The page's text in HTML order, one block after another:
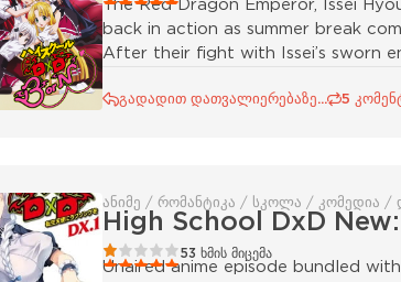
The Red Dragon Emperor, Issei
back in action as summer break
After their fight with Issei’s sworn
გადადით დათვალიერებაზე... 5
ანიმე / რომანტიკა / სკოლა / კომედია /
High School DxD
2 3 4 5 53 ხმის მიცემა
Unaired anime episode bundled